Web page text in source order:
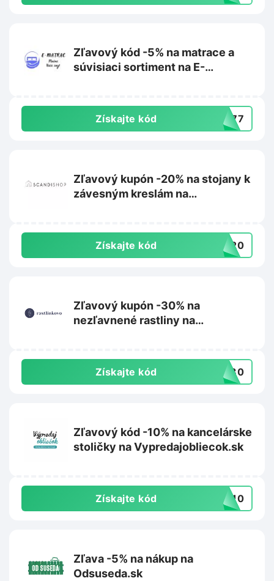
Zľavový kód -5% na matrace a
súvisiaci sortiment na E-
Získajte kód L777
Zľavový kupón -20% na stojany k
závesným kreslám na
Získajte kód US20
Zľavový kupón -30% na
nezľavnené rastliny na
Získajte kód aj30
Zľavový kód -10% na kancelárske
stoličky na Vypredajobliecok.sk
Získajte kód IA10
Zľava -5% na nákup na
Odsuseda.sk